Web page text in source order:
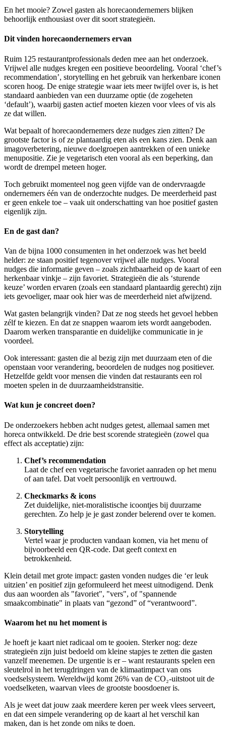
En het mooie? Zowel gasten als horecaondernemers blijken
behoorlijk enthousiast over dit soort strategieën.
Dit vinden horecaondernemers ervan
Ruim 125 restaurantprofessionals deden mee aan het onderzoek.
Vrijwel alle nudges kregen een positieve beoordeling. Vooral ‘chef’s
recommendation’, storytelling en het gebruik van herkenbare iconen
scoren hoog. De enige strategie waar iets meer twijfel over is, is het
standaard aanbieden van een duurzame optie (de zogeheten
‘default’), waarbij gasten actief moeten kiezen voor vlees of vis als
ze dat willen.
Wat bepaalt of horecaondernemers deze nudges zien zitten? De
grootste factor is of ze plantaardig eten als een kans zien. Denk aan
imagoverbetering, nieuwe doelgroepen aantrekken of een unieke
menupositie. Zie je vegetarisch eten vooral als een beperking, dan
wordt de drempel meteen hoger.
Toch gebruikt momenteel nog geen vijfde van de ondervraagde
ondernemers één van de onderzochte nudges. De meerderheid past
er geen enkele toe – vaak uit onderschatting van hoe positief gasten
eigenlijk zijn.
En de gast dan?
Van de bijna 1000 consumenten in het onderzoek was het beeld
helder: ze staan positief tegenover vrijwel alle nudges. Vooral
nudges die informatie geven – zoals zichtbaarheid op de kaart of een
herkenbaar vinkje – zijn favoriet. Strategieën die als ‘sturende
keuze’ worden ervaren (zoals een standaard plantaardig gerecht) zijn
iets gevoeliger, maar ook hier was de meerderheid niet afwijzend.
Wat gasten belangrijk vinden? Dat ze nog steeds het gevoel hebben
zélf te kiezen. En dat ze snappen waarom iets wordt aangeboden.
Daarom werken transparantie en duidelijke communicatie in je
voordeel.
Ook interessant: gasten die al bezig zijn met duurzaam eten of die
openstaan voor verandering, beoordelen de nudges nog positiever.
Hetzelfde geldt voor mensen die vinden dat restaurants een rol
moeten spelen in de duurzaamheidstransitie.
Wat kun je concreet doen?
De onderzoekers hebben acht nudges getest, allemaal samen met
horeca ontwikkeld. De drie best scorende strategieën (zowel qua
effect als acceptatie) zijn:
Chef’s recommendation
Laat de chef een vegetarische favoriet aanraden op het menu
of aan tafel. Dat voelt persoonlijk en vertrouwd.
Checkmarks & icons
Zet duidelijke, niet-moralistische icoontjes bij duurzame
gerechten. Zo help je je gast zonder belerend over te komen.
Storytelling
Vertel waar je producten vandaan komen, via het menu of
bijvoorbeeld een QR-code. Dat geeft context en
betrokkenheid.
Klein detail met grote impact: gasten vonden nudges die ‘er leuk
uitzien’ en positief zijn geformuleerd het meest uitnodigend. Denk
dus aan woorden als "favoriet", "vers", of "spannende
smaakcombinatie" in plaats van “gezond” of “verantwoord”.
Waarom het nu het moment is
Je hoeft je kaart niet radicaal om te gooien. Sterker nog: deze
strategieën zijn juist bedoeld om kleine stapjes te zetten die gasten
vanzelf meenemen. De urgentie is er – want restaurants spelen een
sleutelrol in het terugdringen van de klimaatimpact van ons
voedselsysteem. Wereldwijd komt 26% van de CO₂-uitstoot uit de
voedselketen, waarvan vlees de grootste boosdoener is.
Als je weet dat jouw zaak meerdere keren per week vlees serveert,
en dat een simpele verandering op de kaart al het verschil kan
maken, dan is het zonde om niks te doen.